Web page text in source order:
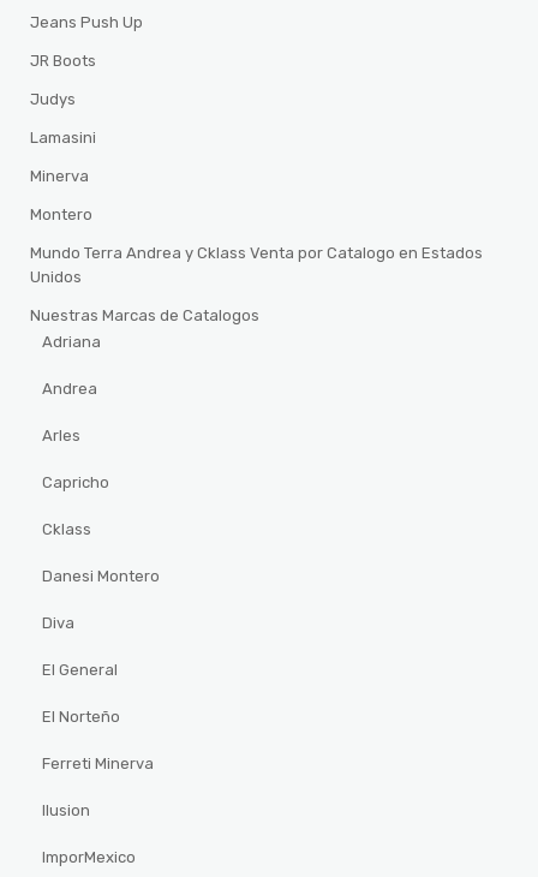
Jeans Push Up
JR Boots
Judys
Lamasini
Minerva
Montero
Mundo Terra Andrea y Cklass Venta por Catalogo en Estados
Unidos
Nuestras Marcas de Catalogos
Adriana
Andrea
Arles
Capricho
Cklass
Danesi Montero
Diva
El General
El Norteño
Ferreti Minerva
Ilusion
ImporMexico